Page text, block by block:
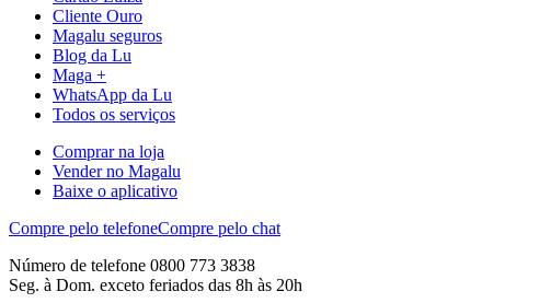
Cliente Ouro
Magalu seguros
Blog da Lu
Maga +
WhatsApp da Lu
Todos os serviços
Comprar na loja
Vender no Magalu
Baixe o aplicativo
Compre pelo telefoneCompre pelo chat
Número de telefone 0800 773 3838
Seg. à Dom. exceto feriados das 8h às 20h